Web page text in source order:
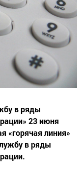
в ряды
23 июня
«горячая линия»
в ряды